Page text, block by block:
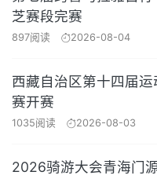
芝赛段完赛
897阅读 2026-08-04
西藏自治区第十四届
赛开赛
1035阅读 2026-08-03
2026骑游大会青海门